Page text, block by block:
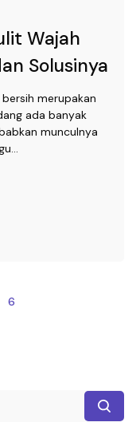
Wajah
Solusinya
merupakan
ada banyak
munculnya
6